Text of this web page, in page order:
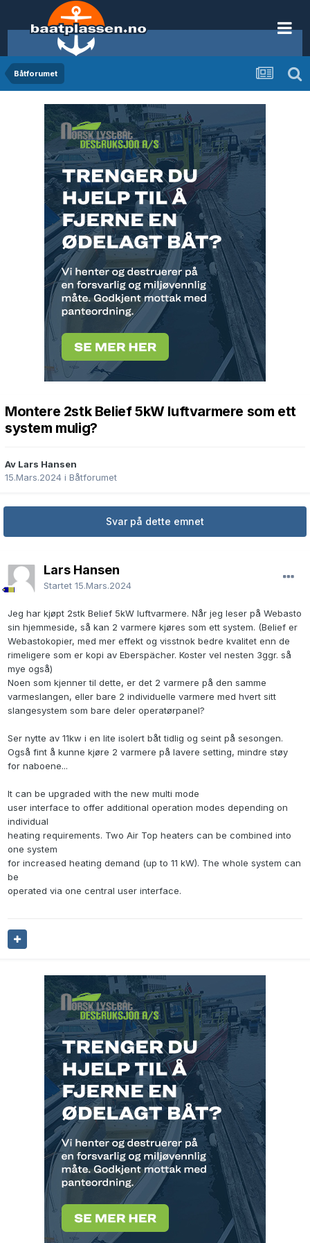
Båtforumet
Montere 2stk Belief 5kW luftvarmere som ett
system mulig?
Av Lars Hansen
15.Mars.2024 i Båtforumet
Svar på dette emnet
Lars Hansen
Startet 15.Mars.2024
Jeg har kjøpt 2stk Belief 5kW luftvarmere. Når jeg leser på Webasto
sin hjemmeside, så kan 2 varmere kjøres som ett system. (Belief er
Webastokopier, med mer effekt og visstnok bedre kvalitet enn de
rimeligere som er kopi av Eberspächer. Koster vel nesten 3ggr. så
mye også)
Noen som kjenner til dette, er det 2 varmere på den samme
varmeslangen, eller bare 2 individuelle varmere med hvert sitt
slangesystem som bare deler operatørpanel?
Ser nytte av 11kw i en lite isolert båt tidlig og seint på sesongen.
Også fint å kunne kjøre 2 varmere på lavere setting, mindre støy
for naboene...
It can be upgraded with the new multi mode
user interface to offer additional operation modes depending on
individual
heating requirements. Two Air Top heaters can be combined into
one system
for increased heating demand (up to 11 kW). The whole system can
be
operated via one central user interface.